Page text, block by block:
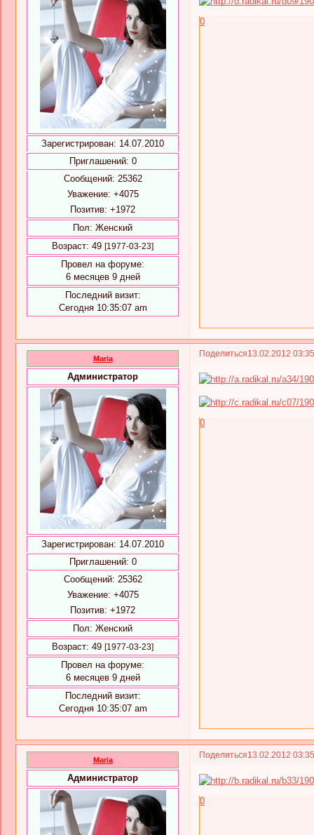
Зарегистрирован: 14.07.2010
Приглашений: 0
Сообщений: 25362
Уважение: +4075
Позитив: +1972
Пол: Женский
Возраст: 49 [1977-03-23]
Провел на форуме:
6 месяцев 9 дней
Последний визит:
Сегодня 10:35:07 am
0
Поделиться13.02.2012
Maria
Администратор
Зарегистрирован: 14.07.2010
Приглашений: 0
Сообщений: 25362
Уважение: +4075
Позитив: +1972
Пол: Женский
Возраст: 49 [1977-03-23]
Провел на форуме:
6 месяцев 9 дней
Последний визит:
Сегодня 10:35:07 am
0
Поделиться13.02.2012
Maria
Администратор
0